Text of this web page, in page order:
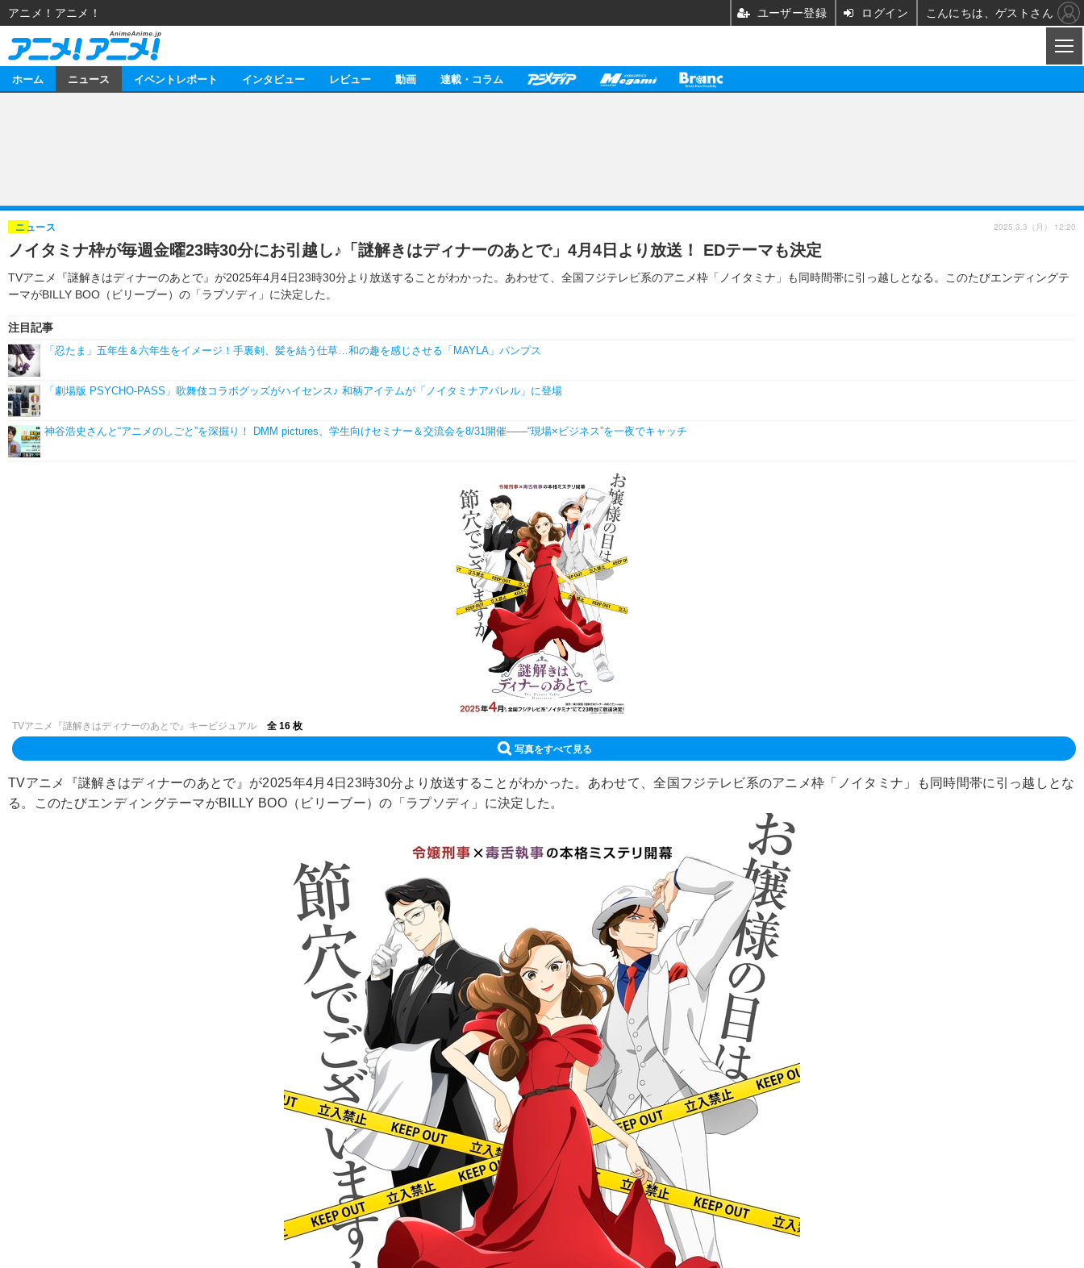
ゲーム グッズ
イベント 海外
海外イベント ビジネス
俳優・タレント アーティスト
ビジネス
アニメ 実写
書評 イベント
動画
アニメ 映画/ドラマ
連載・コラム
ホーム ニュース イベントレポート インタビュー レビュー 動画 連載・コラム
ノイタミナ枠が毎週金曜23時30分にお引越し♪「謎解きはディナーのあとで」4月4日より放送！ EDテーマも決定
TVアニメ『謎解きはディナーのあとで』が2025年4月4日23時30分より放送することがわかった。あわせて、全国フジテレビ系のアニメ枠「ノイタミナ」も同時間帯に引っ越しとなる。このたびエンディングテ
ーマがBILLY BOO（ビリーブー）の「ラプソディ」に決定した。
ニュース
注目記事
「忍たま」五年生＆六年生をイメージ！手裏剣、髪を結う仕草…和の趣を感じさせる「MAYLA」パンプス
「劇場版 PSYCHO-PASS」歌舞伎コラボグッズがハイセンス♪ 和柄アイテムが「ノイタミナアパレル」に登場
神谷浩史さんと“アニメのしごと”を深掘り！ DMM pictures、学生向けセミナー＆交流会を8/31開催――“現場×ビジネス”を一夜でキャッチ
2025.3.3（月） 12:20
TVアニメ『謎解きはディナーのあとで』キービジュアル 全 16 枚
写真をすべて見る
TVアニメ『謎解きはディナーのあとで』が2025年4月4日23時30分より放送することがわかった。あわせて、全国フジテレビ系のアニメ枠「ノイタミナ」も同時間帯に引っ越しとな
る。このたびエンディングテーマがBILLY BOO（ビリーブー）の「ラプソディ」に決定した。
アニメ！アニメ！ ユーザー登録 ログイン こんにちは、ゲストさん